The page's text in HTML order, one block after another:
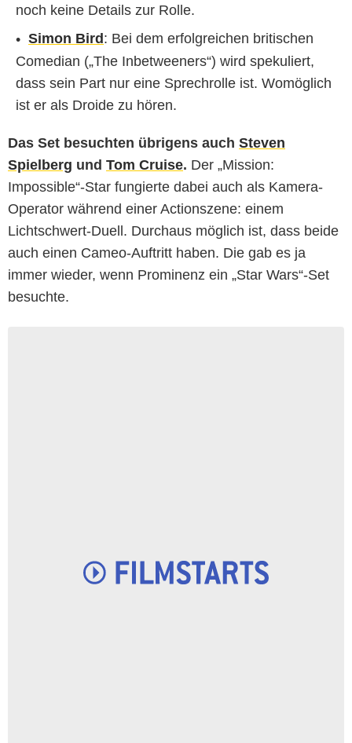
noch keine Details zur Rolle.
Simon Bird: Bei dem erfolgreichen britischen
Comedian („The Inbetweeners“) wird spekuliert,
dass sein Part nur eine Sprechrolle ist. Womöglich
ist er als Droide zu hören.
Das Set besuchten übrigens auch Steven
Spielberg und Tom Cruise. Der „Mission:
Impossible“-Star fungierte dabei auch als Kamera-
Operator während einer Actionszene: einem
Lichtschwert-Duell. Durchaus möglich ist, dass beide
auch einen Cameo-Auftritt haben. Die gab es ja
immer wieder, wenn Prominenz ein „Star Wars“-Set
besuchte.